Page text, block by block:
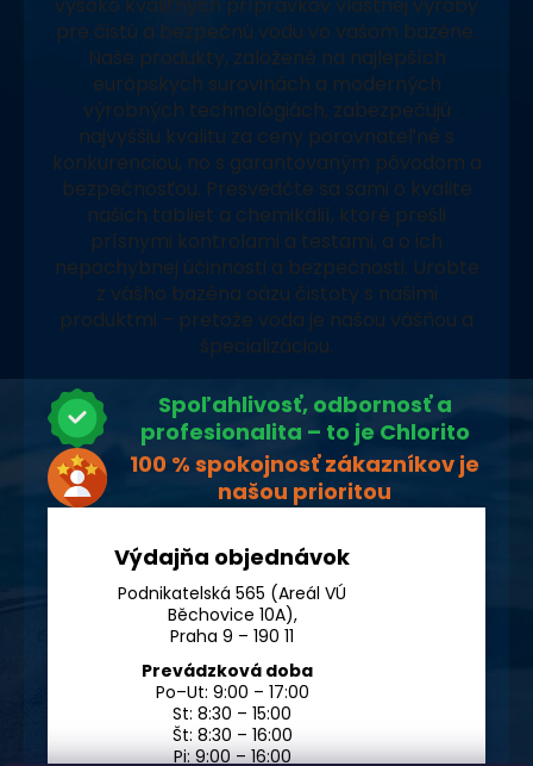
pre čistú a bezpečnú vodu vo vašom bazéne.
Naše produkty, založené na najlepších
európskych surovinách a moderných
výrobných technológiách, zabezpečujú
najvyššiu kvalitu za ceny porovnateľné s
konkurenciou, no s garantovaným pôvodom a
bezpečnosťou. Presvedčte sa sami o kvalite
našich tabliet a chemikálií, ktoré prešli
prísnymi kontrolami a testami, a o ich
nepochybnej účinnosti a bezpečnosti. Urobte
z vášho bazéna oázu čistoty s našimi
produktmi – pretože voda je našou vášňou a
špecializáciou.
Spoľahlivosť, odbornosť a
profesionalita – to je Chlorito
100 % spokojnosť zákazníkov je
našou prioritou
Výdajňa objednávok
Podnikatelská 565 (Areál VÚ
Běchovice 10A),
Praha 9 – 190 11
Prevádzková doba
Po–Ut: 9:00 – 17:00
St: 8:30 – 15:00
Št: 8:30 – 16:00
Pi: 9:00 – 16:00